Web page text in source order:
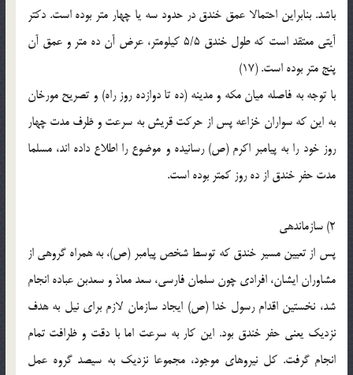
باشد. بنابراین احتمالا عمق خندق در حدود سه یا چهار متر بوده است. دکتر
آیتى معتقد است که طول خندق 5/5 کیلومتر، عرض آن ده متر و عمق آن
پنج متر بوده است. (17)
با توجه به فاصله میان مکه و مدینه (ده تا دوازده روز راه) و تصریح مورخان
به این که سواران خزاعه پس از حرکت قریش به سرعت و ظرف مدت چهار
روز خود را به پیامبر اکرم (ص) رسانیده و موضوع را اطلاع داده اند، مسلما
مدت حفر خندق از ده روز کمتر بوده است.
2) سازماندهى
پس از تعیین مسیر خندق که توسط شخص پیامبر (ص)، به همراه گروهى از
مشاوران ایشان، افرادى چون سلمان فارسى، سعد معاذ و سعدبن عباده انجام
شد، نخستین اقدام رسول خدا (ص) ایجاد سازمان لازم براى نیل به هدف
نزدیک یعنى حفر خندق بود. این کار به سرعت اما با دقت و ظرافت تمام
انجام گرفت. کل نیروهاى موجود، مجموعا نزدیک به سیصد گروه عمل